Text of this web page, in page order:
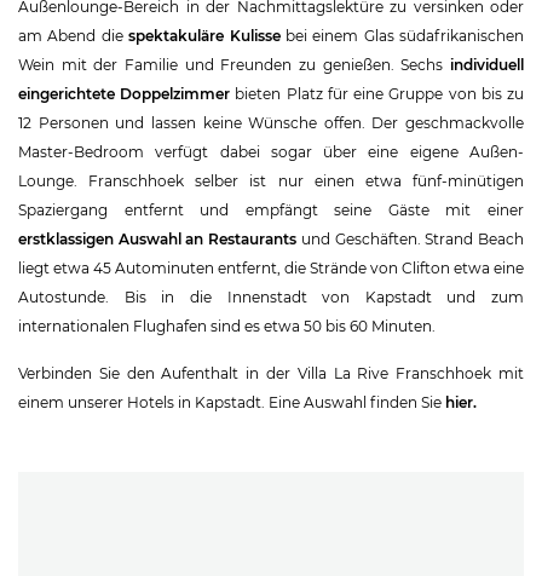
Außenlounge-Bereich in der Nachmittagslektüre zu versinken oder
am Abend diespektakuläre Kulissebei einem Glas südafrikanischen
Wein mit der Familie und Freunden zu genießen. Sechs individuell
eingerichtete Doppelzimmer bieten Platz für eine Gruppe von bis zu
12 Personen und lassen keine Wünsche offen. Der geschmackvolle
Master-Bedroom verfügt dabei sogar über eine eigene Außen-
Lounge. Franschhoek selber ist nur einen etwa fünf-minütigen
Spaziergang entfernt und empfängt seine Gäste mit einer
erstklassigen Auswahl an Restaurants und Geschäften. Strand Beach
liegt etwa 45 Autominuten entfernt, die Strände von Clifton etwa eine
Autostunde. Bis in die Innenstadt von Kapstadt und zum
internationalen Flughafen sind es etwa 50 bis 60 Minuten.
Verbinden Sie den Aufenthalt in der Villa La Rive Franschhoek mit
einem unserer Hotels in Kapstadt. Eine Auswahl finden Sie hier.